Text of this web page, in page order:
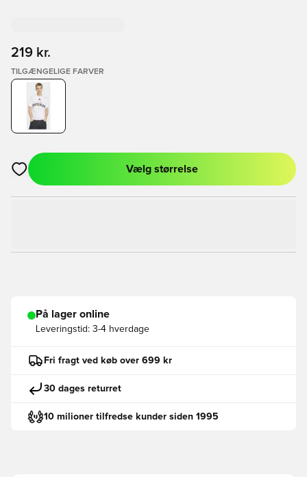
219 kr.
TILGÆNGELIGE FARVER
Åbner en Modal til at logge ind eller tilmelde dig som medlem
Vælg størrelse
På lager online
Leveringstid: 3-4 hverdage
Fri fragt ved køb over 699 kr
30 dages returret
10 milioner tilfredse kunder siden 1995